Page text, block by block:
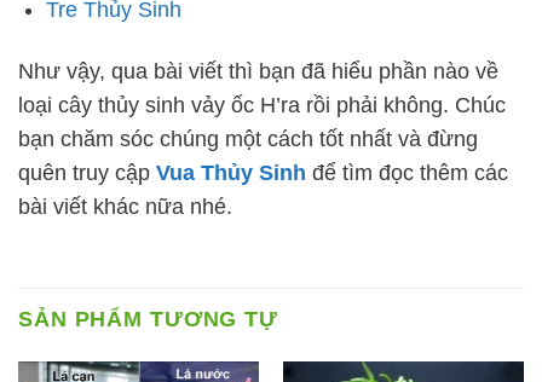
Tre Thủy Sinh
Như vậy, qua bài viết thì bạn đã hiểu phần nào về
loại cây thủy sinh vảy ốc H’ra rồi phải không. Chúc
bạn chăm sóc chúng một cách tốt nhất và đừng
quên truy cập Vua Thủy Sinh để tìm đọc thêm các
bài viết khác nữa nhé.
SẢN PHẨM TƯƠNG TỰ